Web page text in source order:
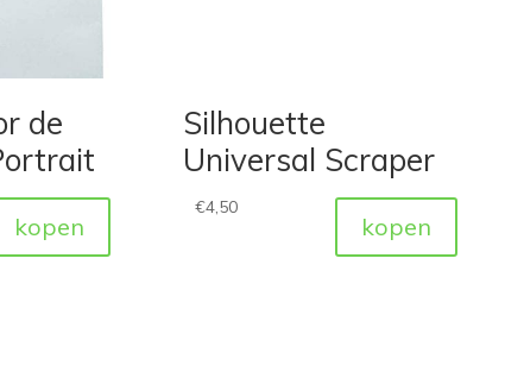
de
kopen
Silhouette
Universal Scraper
€4,50
kopen